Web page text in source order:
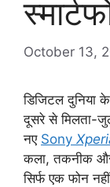
October 13,
डिजिटल दुनिया
दूसरे से मिलता-
नए Sony
कला, तकनीक और
सिर्फ एक फोन